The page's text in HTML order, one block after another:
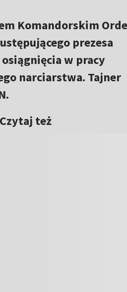
Komandorskim
prezesa
w pracy
narciarstwa. Tajner
Czytaj też